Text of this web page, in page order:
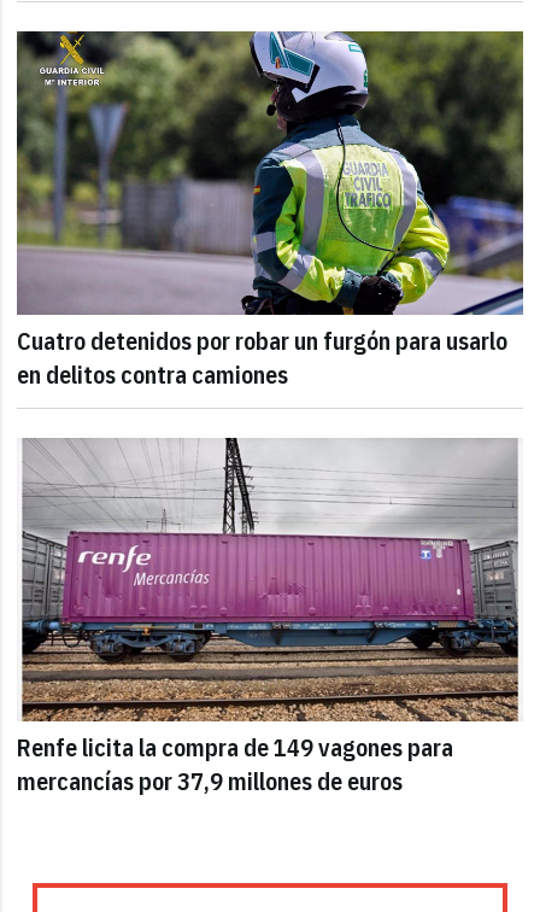
Cuatro detenidos por robar un furgón para usarlo
en delitos contra camiones
Renfe licita la compra de 149 vagones para
mercancías por 37,9 millones de euros